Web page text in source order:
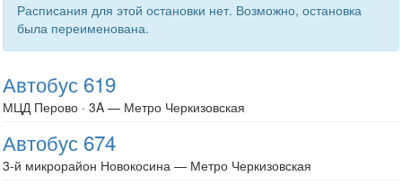
Расписания для этой остановки нет. Возможно, остановка
была переименована.
Автобус 619
МЦД Перово · 3A — Метро Черкизовская
Автобус 674
3-й микрорайон Новокосина — Метро Черкизовская